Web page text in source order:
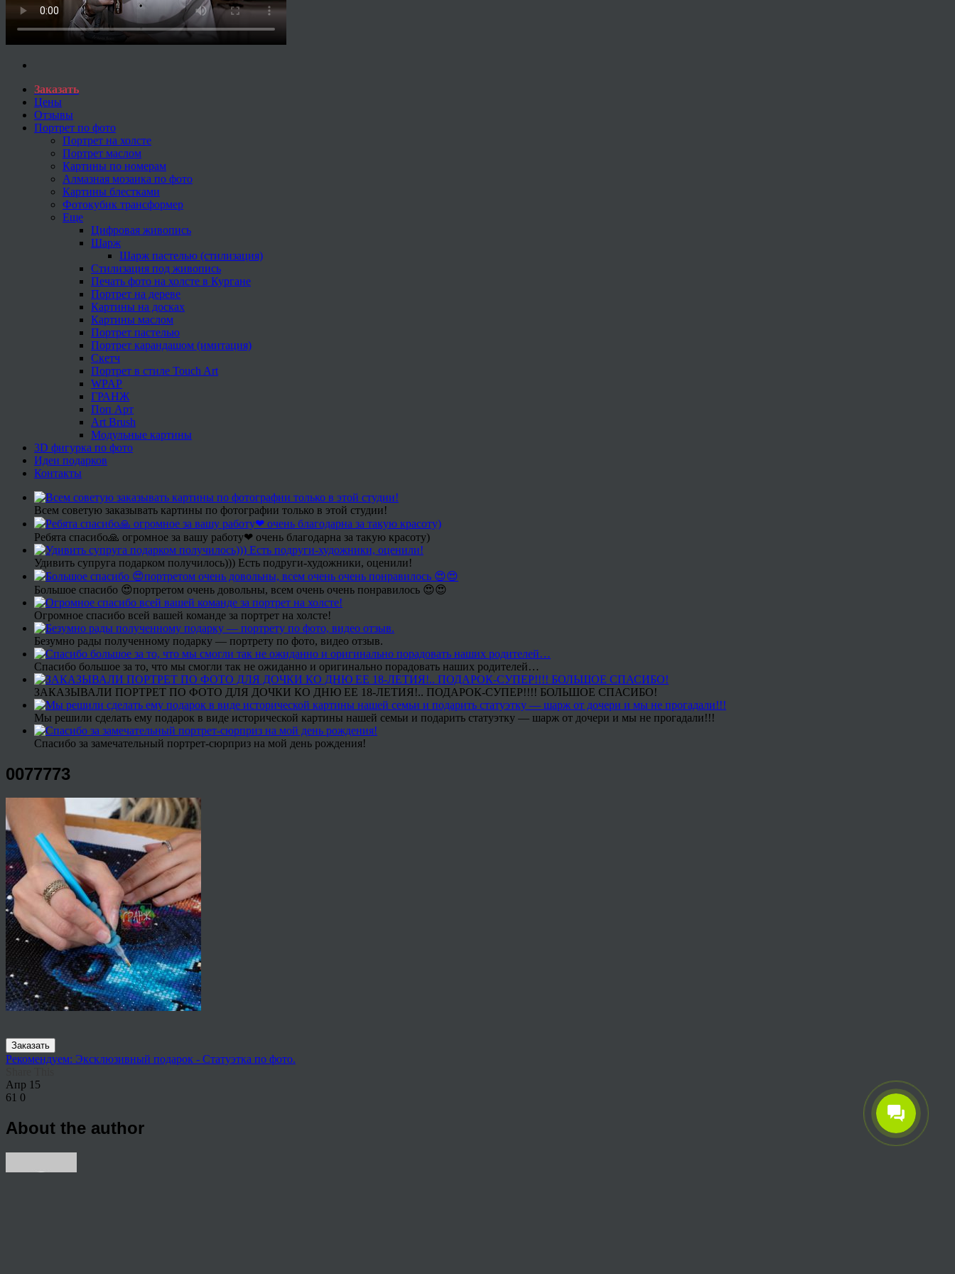
Заказать
Цены
Отзывы
Портрет по фото
Портрет на холсте
Портрет маслом
Картины по номерам
Алмазная мозаика по фото
Картины блестками
Фотокубик трансформер
Еще
Цифровая живопись
Шарж
Шарж пастелью (стилизация)
Стилизация под живопись
Печать фото на холсте в Кургане
Портрет на дереве
Картины на досках
Картины маслом
Портрет пастелью
Портрет карандашом (имитация)
Скетч
Портрет в стиле Touch Art
WPAP
ГРАНЖ
Поп Арт
Art Brush
Модульные картины
3D фигурка по фото
Идеи подарков
Контакты
Всем советую заказывать картины по фотографии только в этой студии!
Ребята спасибо🙏 огромное за вашу работу❤ очень благодарна за такую красоту)
Удивить супруга подарком получилось))) Есть подруги-художники, оценили!
Большое спасибо 😍портретом очень довольны, всем очень очень понравилось 😍😍
Огромное спасибо всей вашей команде за портрет на холсте!
Безумно рады полученному подарку — портрету по фото, видео отзыв.
Спасибо большое за то, что мы смогли так не ожиданно и оригинально порадовать наших родителей…
ЗАКАЗЫВАЛИ ПОРТРЕТ ПО ФОТО ДЛЯ ДОЧКИ КО ДНЮ ЕЕ 18-ЛЕТИЯ!.. ПОДАРОК-СУПЕР!!!! БОЛЬШОЕ СПАСИБО!
Мы решили сделать ему подарок в виде исторической картины нашей семьи и подарить статуэтку — шарж от дочери и мы не прогадали!!!
Спасибо за замечательный портрет-сюрприз на мой день рождения!
0077773
Заказать
Рекомендуем: Эксклюзивный подарок - Статуэтка по фото.
Апр 15
61 0
About the author